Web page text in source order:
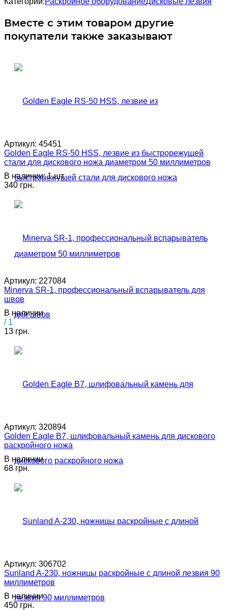
Вместе с этим товаром другие
покупатели также заказывают
Артикул: 45451
Golden Eagle RS-50 HSS, лезвие из быстрорежущей
стали для дискового ножа диаметром 50 миллиметров
В наличии: 1 шт.
340 грн.
Артикул: 227084
Minerva SR-1, профессиональный вспарыватель для
швов
В наличии
/ 1
13 грн.
Артикул: 320894
Golden Eagle B7, шлифовальный камень для дискового
раскройного ножа
В наличии
68 грн.
Артикул: 306702
Sunland A-230, ножницы раскройные с длиной лезвия 90
миллиметров
В наличии
450 грн.